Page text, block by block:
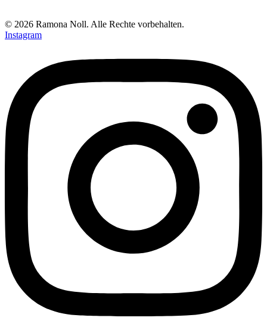
© 2026 Ramona Noll. Alle Rechte vorbehalten.
Instagram